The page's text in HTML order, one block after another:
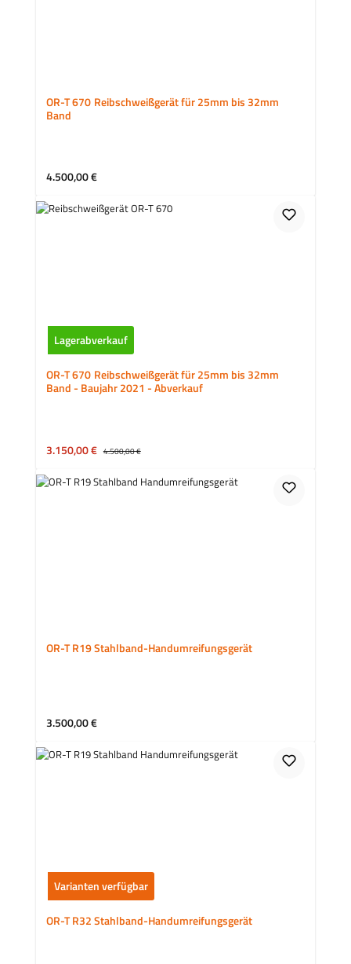
OR-T 670 Reibschweißgerät für 25mm bis 32mm
Band
Regulärer Preis:
4.500,00 €
Lagerabverkauf
OR-T 670 Reibschweißgerät für 25mm bis 32mm
Band - Baujahr 2021 - Abverkauf
Verkaufspreis:
3.150,00 € Regulärer Preis:
4.500,00 €
OR-T R19 Stahlband-Handumreifungsgerät
Regulärer Preis:
3.500,00 €
Varianten verfügbar
OR-T R32 Stahlband-Handumreifungsgerät